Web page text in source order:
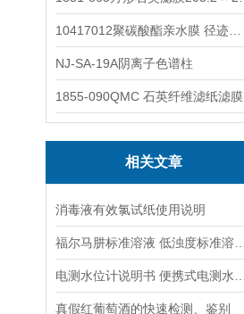
NJ-SA-19A阴离子色谱柱
1855-090QMC 石英纤维滤纸滤膜
相关文章
消毒液有效氯试纸使用说明
真假红葡萄酒的快速检测、鉴别